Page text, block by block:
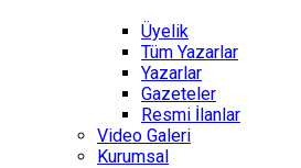
Üyelik
Tüm Yazarlar
Yazarlar
Gazeteler
Resmi İlanlar
Video Galeri
Kurumsal